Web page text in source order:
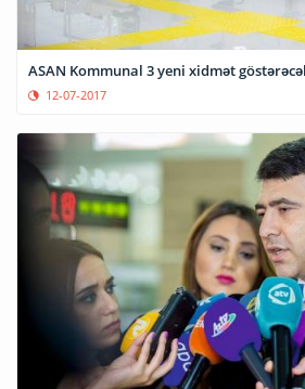
ASAN Kommunal 3 yeni xidmət
12-07-2017